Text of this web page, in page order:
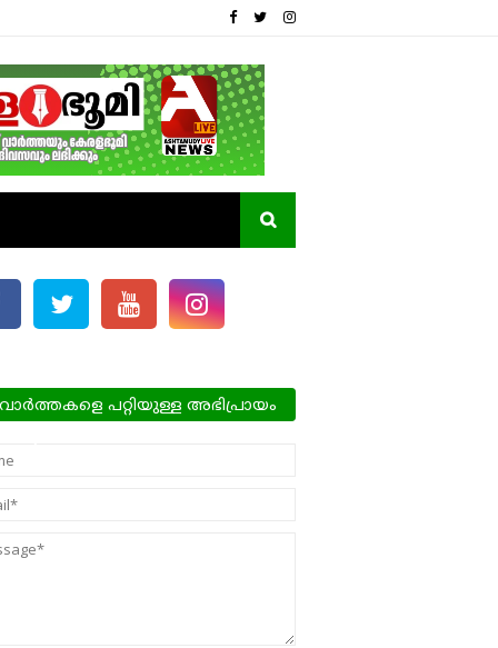
വാർത്തകളെ പറ്റിയുള്ള അഭിപ്രായം